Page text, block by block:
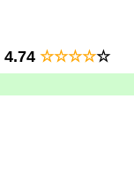
4.74 ☆☆☆☆☆